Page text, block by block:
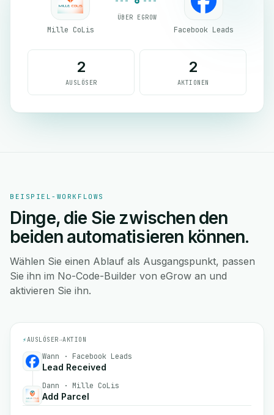
Mille CoLis
ÜBER EGROW
Facebook Leads
2
AUSLÖSER
2
AKTIONEN
BEISPIEL-WORKFLOWS
Dinge, die Sie zwischen den
beiden automatisieren können.
Wählen Sie einen Ablauf als Ausgangspunkt, passen
Sie ihn im No-Code-Builder von eGrow an und
aktivieren Sie ihn.
⚡AUSLÖSER→AKTION
Wann · Facebook Leads
Lead Received
Dann · Mille CoLis
Add Parcel